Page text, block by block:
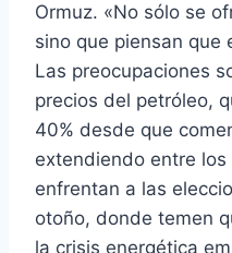
Ormuz. «No sólo se
sino que piensan que
Las preocupaciones
precios del petróleo,
40% desde que
extendiendo entre
enfrentan a las
otoño, donde temen
la crisis energética